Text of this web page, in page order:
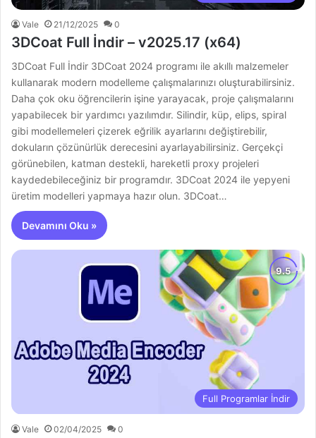
Vale 21/12/2025 0
3DCoat Full İndir – v2025.17 (x64)
3DCoat Full İndir 3DCoat 2024 programı ile akıllı malzemeler
kullanarak modern modelleme çalışmalarınızı oluşturabilirsiniz.
Daha çok oku öğrencilerin işine yarayacak, proje çalışmalarını
yapabilecek bir yardımcı yazılımdır. Silindir, küp, elips, spiral
gibi modellemeleri çizerek eğrilik ayarlarını değiştirebilir,
dokuların çözünürlük derecesini ayarlayabilirsiniz. Gerçekçi
görünebilen, katman destekli, hareketli proxy projeleri
kaydedebileceğiniz bir programdır. 3DCoat 2024 ile yepyeni
üretim modelleri yapmaya hazır olun. 3DCoat…
Devamını Oku »
Full Programlar İndir
Vale 02/04/2025 0